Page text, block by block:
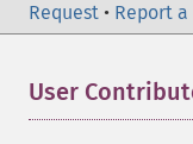
Request • Report a
User